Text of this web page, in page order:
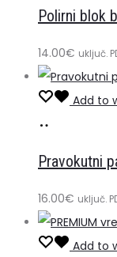
košaricu
Polirni blok
14.00€ uključ.
Add to
košaricu
Pravokutni
16.00€ uključ.
Add to